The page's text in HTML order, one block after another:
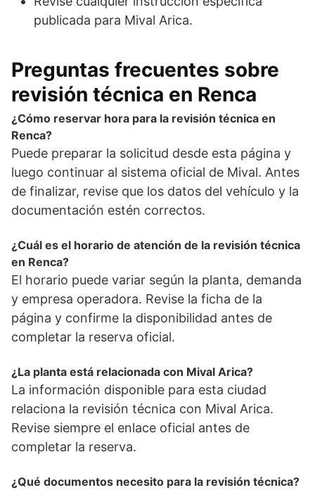
publicada para Mival Arica.
Preguntas frecuentes sobre
revisión técnica en Renca
¿Cómo reservar hora para la revisión técnica en
Renca?
Puede preparar la solicitud desde esta página y
luego continuar al sistema oficial de Mival. Antes
de finalizar, revise que los datos del vehículo y la
documentación estén correctos.
¿Cuál es el horario de atención de la revisión técnica
en Renca?
El horario puede variar según la planta, demanda
y empresa operadora. Revise la ficha de la
página y confirme la disponibilidad antes de
completar la reserva oficial.
¿La planta está relacionada con Mival Arica?
La información disponible para esta ciudad
relaciona la revisión técnica con Mival Arica.
Revise siempre el enlace oficial antes de
completar la reserva.
¿Qué documentos necesito para la revisión técnica?